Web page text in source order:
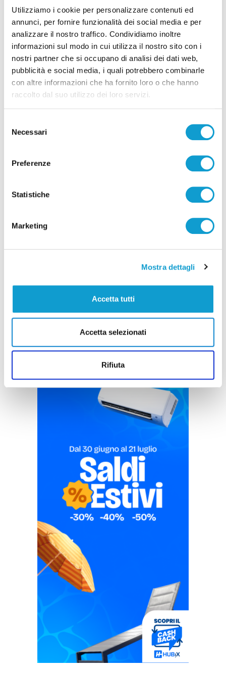
Utilizziamo i cookie per personalizzare contenuti ed
annunci, per fornire funzionalità dei social media e per
analizzare il nostro traffico. Condividiamo inoltre
informazioni sul modo in cui utilizza il nostro sito con i
nostri partner che si occupano di analisi dei dati web,
pubblicità e social media, i quali potrebbero combinarle
con altre informazioni che ha fornito loro o che hanno
raccolto dal suo utilizzo dei loro servizi.
delNecessari
Preferenze
Statistiche
Marketing
Mostra dettagli
Accetta tutti
Accetta selezionati
Rifiuta
Correlati
Ascoli Piceno - Pennelli volano sui cavi
Pubblicità